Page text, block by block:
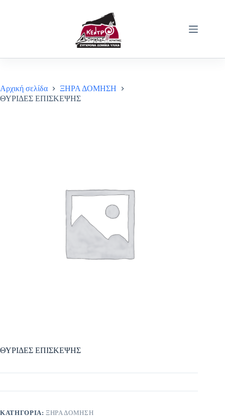
Αρχική σελίδα
ΞΗΡΑ ΔΟΜΗΣΗ
ΘΥΡΙΔΕΣ ΕΠΙΣΚΕΨΗΣ
ΘΥΡΙΔΕΣ ΕΠΙΣΚΕΨΗΣ
ΚΑΤΗΓΟΡΊΑ:ΞΗΡΑ ΔΟΜΗΣΗ